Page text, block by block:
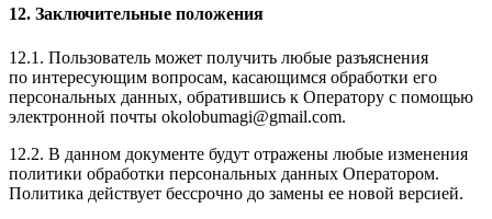
12. Заключительные положения
12.1. Пользователь может получить любые разъяснения
по интересующим вопросам, касающимся обработки его
персональных данных, обратившись к Оператору с помощью
электронной почты okolobumagi@gmail.com.
12.2. В данном документе будут отражены любые изменения
политики обработки персональных данных Оператором.
Политика действует бессрочно до замены ее новой версией.